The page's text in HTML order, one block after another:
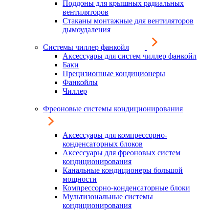
Поддоны для крышных радиальных
вентиляторов
Стаканы монтажные для вентиляторов
дымоудаления
Системы чиллер фанкойл
Аксессуары для систем чиллер фанкойл
Баки
Прецизионные кондиционеры
Фанкойлы
Чиллер
Фреоновые системы кондиционирования
Аксессуары для компрессорно-
конденсаторных блоков
Аксессуары для фреоновых систем
кондиционирования
Канальные кондиционеры большой
мощности
Компрессорно-конденсаторные блоки
Мультизональные системы
кондиционирования